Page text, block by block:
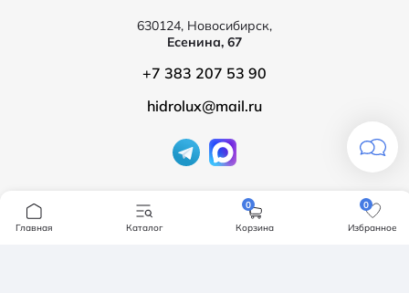
О компании
Продукция
630124, Новосибирск,
Есенина, 67
+7 383 207 53 90
hidrolux@mail.ru
Главная Каталог
0
Корзина
0
Избранное